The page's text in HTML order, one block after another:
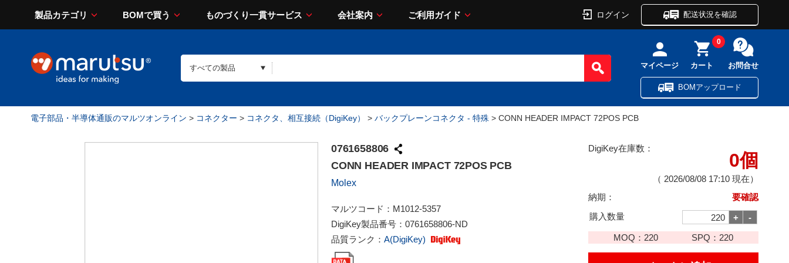
製品カテゴリ BOMで買う ものづくり一貫サービス 会社案内 ご利用ガイド ログイン 配送状況を確認
マイページ カート
0
お問合せ
BOMアップロード
電子部品・半導体通販のマルツオンライン > コネクター > コネクタ、相互接続（DigiKey） > バックプレーンコネクタ - 特殊 > CONN HEADER IMPACT 72POS PCB
0761658806
CONN HEADER IMPACT 72POS PCB
Molex
マルツコード： M1012-5357
DigiKey製品番号： 0761658806-ND
品質ランク： A(DigiKey)
DigiKey在庫数：
0個
（ 2026/08/08 17:10 現在）
納期：
要確認
購入数量
MOQ： 220 SPQ： 220